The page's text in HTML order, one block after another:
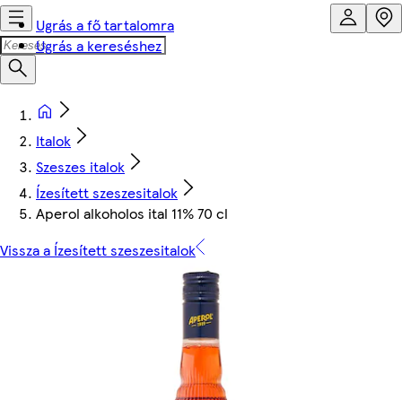
Ugrás a fő tartalomra
Ugrás a kereséshez
Italok
Szeszes italok
Ízesített szeszesitalok
Aperol alkoholos ital 11% 70 cl
Vissza a Ízesített szeszesitalok